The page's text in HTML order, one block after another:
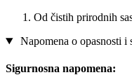
Od čistih prirodnih
Napomena o opasnosti i
Sigurnosna napomena: